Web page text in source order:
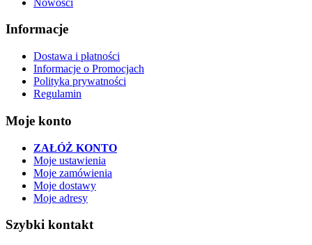
Informacje
Dostawa i płatności
Informacje o Promocjach
Polityka prywatności
Regulamin
Moje konto
ZAŁÓŻ KONTO
Moje ustawienia
Moje zamówienia
Moje dostawy
Moje adresy
Szybki kontakt